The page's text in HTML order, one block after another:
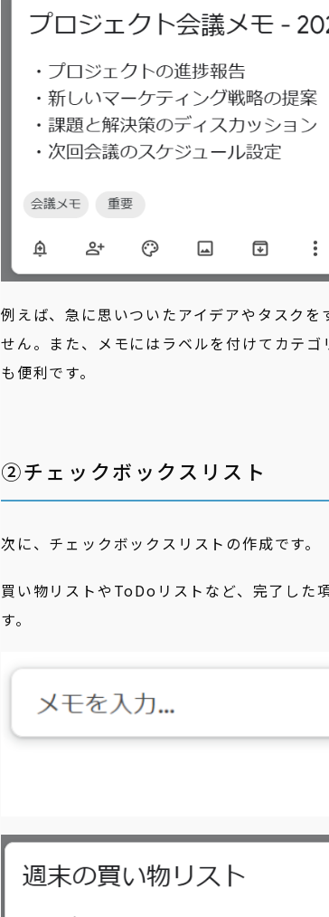
例えば、急に思いついたアイデアやタスク
せん。また、メモにはラベルを付けてカテ
も便利です。
②チェックボックスリスト
次に、チェックボックスリストの作成です。
買い物リストやToDoリストなど、完了した
す。